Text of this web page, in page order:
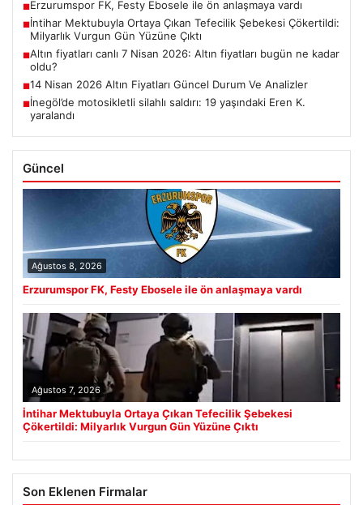
■Erzurumspor FK, Festy Ebosele ile ön anlaşmaya vardı
■İntihar Mektubuyla Ortaya Çıkan Tefecilik Şebekesi Çökertildi:
Milyarlık Vurgun Gün Yüzüne Çıktı
■Altın fiyatları canlı 7 Nisan 2026: Altın fiyatları bugün ne kadar
oldu?
■14 Nisan 2026 Altın Fiyatları Güncel Durum Ve Analizler
■İnegöl’de motosikletli silahlı saldırı: 19 yaşındaki Eren K.
yaralandı
Güncel
Ağustos 8, 2026
Erzurumspor FK, Festy Ebosele ile ön anlaşmaya vardı
Ağustos 7, 2026
İntihar Mektubuyla Ortaya Çıkan Tefecilik Şebekesi
Çökertildi: Milyarlık Vurgun Gün Yüzüne Çıktı
Son Eklenen Firmalar